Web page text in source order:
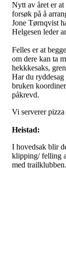
Nytt av året er at
forsøk på å
Jone Tørnqvist
Helgesen leder
Felles er at
om dere kan ta
hekkkesaks,
Har du ryddesag
bruken
påkrevd.
Vi serverer
Heistad:
I hovedsak blir
klipping/ felling
med trailklubben.